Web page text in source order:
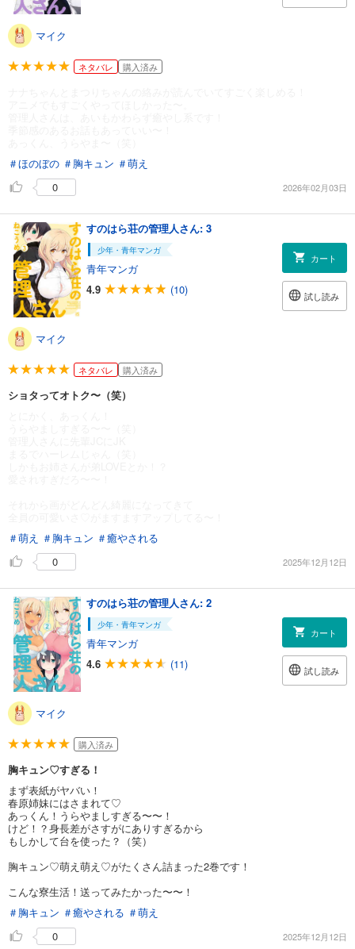
マイク
ネタバレ 購入済み
＃ほのぼの ＃胸キュン ＃萌え
0
2026年02月03日
すのはら荘の管理人さん: 3
少年・青年マンガ
青年マンガ
4.9
(10)
カート
試し読み
マイク
ネタバレ 購入済み
ショタってオトク〜（笑）
＃萌え ＃胸キュン ＃癒やされる
0
2025年12月12日
すのはら荘の管理人さん: 2
少年・青年マンガ
青年マンガ
4.6
(11)
カート
試し読み
マイク
購入済み
胸キュン♡すぎる！
まず表紙がヤバい！
春原姉妹にはさまれて♡
あっくん！うらやましすぎる〜〜！
けど！？身長差がさすがにありすぎるから
もしかして台を使った？（笑）
胸キュン♡萌え萌え♡がたくさん詰まった2巻です！
こんな寮生活！送ってみたかった〜〜！
＃胸キュン ＃癒やされる ＃萌え
0
2025年12月12日